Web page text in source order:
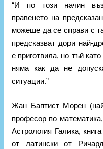
“И по този начин
правенето на
можеше да се справи с
предсказват дори най-
е приготвила, но тъй
няма как да не
ситуации.”
Жан Баптист Морен
професор по
Астрология Галика,
от латински от